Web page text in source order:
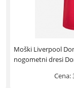
Moški Liverpool
nogometni dresi
Cena: